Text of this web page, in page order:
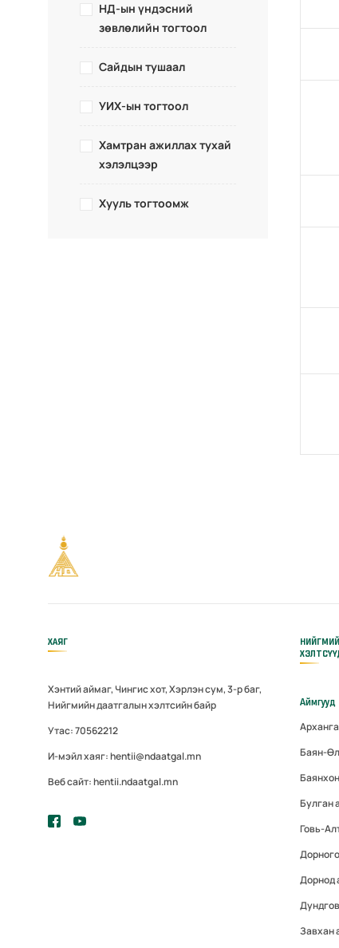
НД-ын үндэсний
зөвлөлийн тогтоол
Сайдын тушаал
УИХ-ын тогтоол
Хамтран ажиллах тухай
хэлэлцээр
Хууль тогтоомж
ХАЯГ
Хэнтий аймаг, Чингис хот, Хэрлэн сум, 3-р баг,
Нийгмийн даатгалын хэлтсийн байр
Утас: 70562212
И-мэйл хаяг: hentii@ndaatgal.mn
Веб сайт: hentii.ndaatgal.mn
Аймгууд
Баян-
Булган
Говь-
Дорнод
Завхан